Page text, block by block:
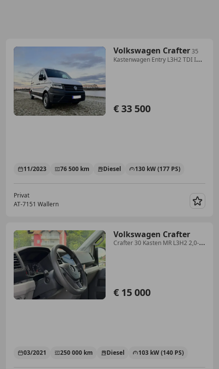
Volkswagen Crafter35
Kastenwagen Entry L3H2 TDI Inkl.
€ 33 500
11/2023 76 500 km Diesel 130 kW (177 PS)
Privat
AT-7151 Wallern
Volkswagen Crafter
Crafter 30 Kasten MR L3H2 2,0-I-
€ 15 000
03/2021 250 000 km Diesel 103 kW (140 PS)